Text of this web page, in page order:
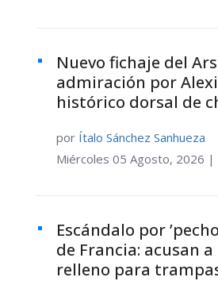
Nuevo fichaje del
admiración por
histórico dorsal de
por Ítalo Sánchez Sanhueza
Miércoles 05 Agosto, 2026 |
Escándalo por
de Francia: acusan
relleno para